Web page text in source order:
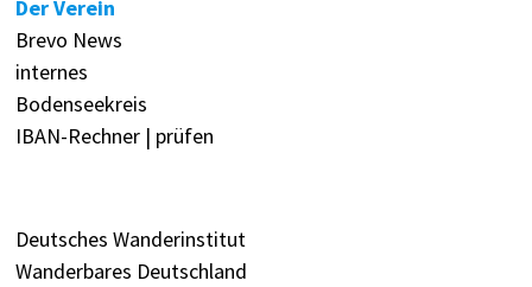
Der Verein
Brevo News
internes
Bodenseekreis
IBAN-Rechner | prüfen
Deutsches Wanderinstitut
Wanderbares Deutschland